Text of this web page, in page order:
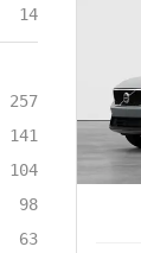
14
257
141
104
98
63